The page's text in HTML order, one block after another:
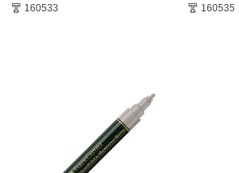
160533 160535